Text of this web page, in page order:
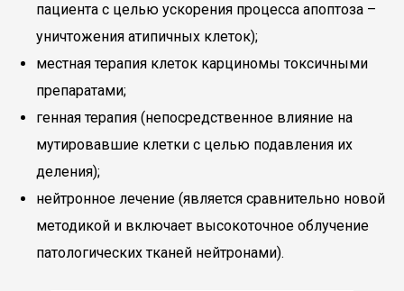
пациента с целью ускорения процесса апоптоза –
уничтожения атипичных клеток);
местная терапия клеток карциномы токсичными
препаратами;
генная терапия (непосредственное влияние на
мутировавшие клетки с целью подавления их
деления);
нейтронное лечение (является сравнительно новой
методикой и включает высокоточное облучение
патологических тканей нейтронами).